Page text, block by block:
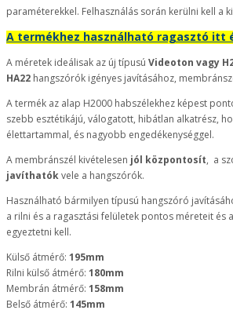
paraméterekkel. Felhasználás során kerülni kell a
A termékhez használható ragasztó itt
A méretek ideálisak az új típusú Videoton vagy
HA22 hangszórók igényes javításához,
A termék az alap H2000 habszélekhez képest
szebb esztétikájú, válogatott, hibátlan alkatrész,
élettartammal, és nagyobb engedékenységgel.
A membránszél kivételesen jól központosít, a
javíthatókvele a hangszórók.
Használható bármilyen típusú hangszóró
a rilni és a ragasztási felületek pontos méreteit és
egyeztetni kell.
Külső átmérő: 195mm
Rilni külső átmérő: 180mm
Membrán átmérő: 158mm
Belső átmérő: 145mm